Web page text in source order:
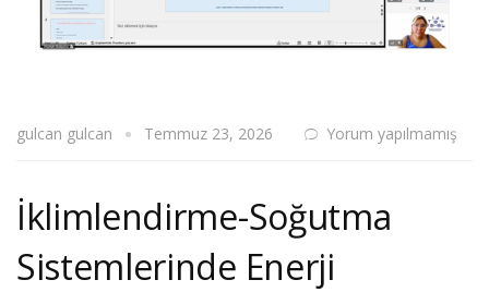
gulcan gulcan Temmuz 23, 2026 Yorum yapılmamış
İklimlendirme-Soğutma
Sistemlerinde Enerji